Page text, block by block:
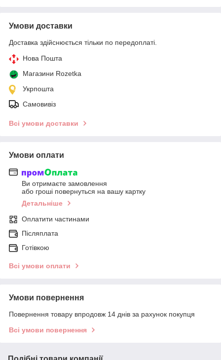
Умови доставки
Доставка здійснюється тільки по передоплаті.
Нова Пошта
Магазини Rozetka
Укрпошта
Самовивіз
Всі умови доставки
Умови оплати
Ви отримаєте замовлення
або гроші повернуться на вашу картку
Детальніше
Оплатити частинами
Післяплата
Готівкою
Всі умови оплати
Умови повернення
Повернення товару впродовж 14 днів за рахунок покупця
Всі умови повернення